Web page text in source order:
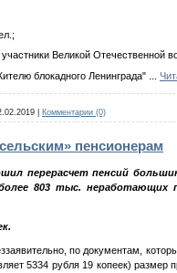
Великой Отечественной
блокадного Ленинграда"
Комментарии (0)
пенсионерам
перерасчет пенсий
803 тыс. неработающих
по документам,
5334 рубля 19 копеек)